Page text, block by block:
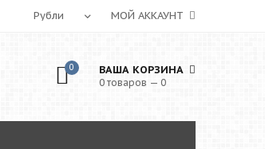
МОЙ АККАУНТ
0 ВАША КОРЗИНА
0 товаров — 0